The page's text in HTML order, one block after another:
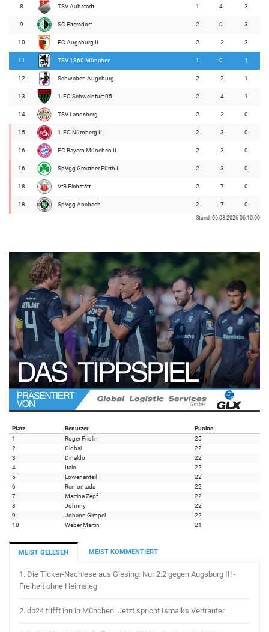
8 TSV Aubstadt 1 4 3
9 SC Eltersdorf 2 0 3
10 FC Augsburg II 2 -2 3
11 TSV 1860 München 1 0 1
12 Schwaben Augsburg 2 -2 1
13 1.FC Schweinfurt 05 2 -4 1
14 TSV Landsberg 2 -2 0
15 1.FC Nürnberg II 2 -3 0
16 FC Bayern München II 2 -3 0
16 SpVgg Greuther Fürth II 2 -3 0
18 VfB Eichstätt 2 -7 0
18 SpVgg Ansbach 2 -7 0
Stand: 06.08.2026 06:10:00
Platz Benutzer
Punkte
1
Roger Fridlin
25
2
Globsi
22
3
Dinaldo
22
4
Italo
22
5
Löwenanteil
22
6
Ramontada
22
7
Martina Zepf
22
8
Johnny
22
9
Johann Gimpel
22
10
Weber Martin 21
MEIST GELESEN MEIST KOMMENTIERT
1. Die Ticker-Nachlese aus Giesing: Nur 2:2 gegen Augsburg II! -
Freiheit ohne Heimsieg
2. db24 trifft ihn in München: Jetzt spricht Ismaiks Vertrauter